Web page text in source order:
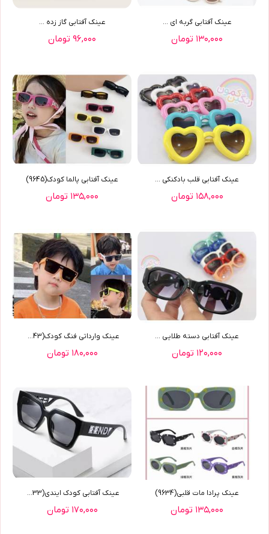
عينک آفتابي گربه اي ...
۱۳۰,۰۰۰ تومان
عينک آفتابي گاز زده ...
۹۶,۰۰۰ تومان
عينک آفتابي قلب بادکنکي ...
۱۵۸,۰۰۰ تومان
عينک آفتابي پالما کودک(9645)
۱۳۵,۰۰۰ تومان
عينک آفتابي دسته طلايي ...
۱۲۰,۰۰۰ تومان
عينک وارداتي فنگ کودک(9643)
۱۸۰,۰۰۰ تومان
عينک پرادا مات قلبي(9634)
۱۳۵,۰۰۰ تومان
عينک آفتابي کودک ايندي(9633)
۱۷۰,۰۰۰ تومان